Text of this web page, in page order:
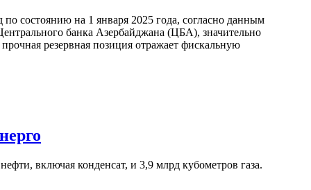
состоянию на 1 января 2025 года, согласно данным
банка Азербайджана (ЦБА), значительно
резервная позиция отражает фискальную
включая конденсат, и 3,9 млрд кубометров газа.